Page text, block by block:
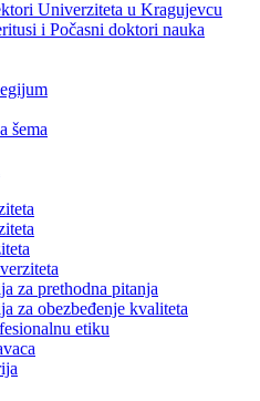
Univerziteta u Kragujevcu
i Počasni doktori nauka
šema
za prethodna pitanja
za obezbeđenje kvaliteta
etiku